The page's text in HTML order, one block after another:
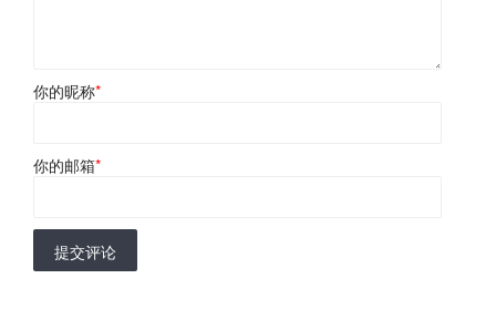
你的昵称*
你的邮箱*
提交评论